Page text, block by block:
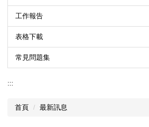
工作報告
表格下載
常見問題集
:::
首頁 最新訊息